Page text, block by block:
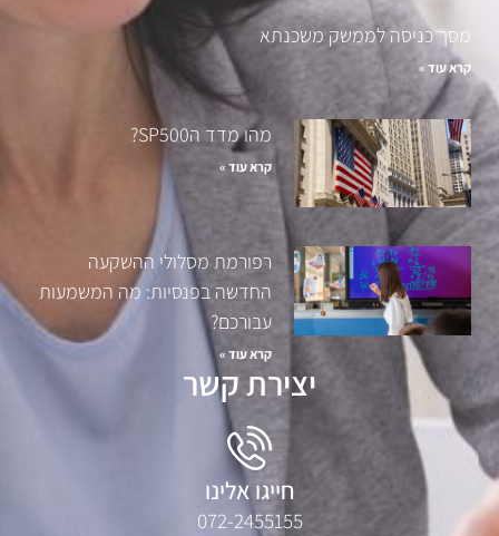
יצירת קשר
חייגו אלינו
072-2455155
מסך כניסה לממשק משכנתא
קרא עוד »
מהו מדד הSP500?
קרא עוד »
רפורמת מסלולי ההשקעה
החדשה בפנסיות: מה המשמעות
עבורכם?
קרא עוד »